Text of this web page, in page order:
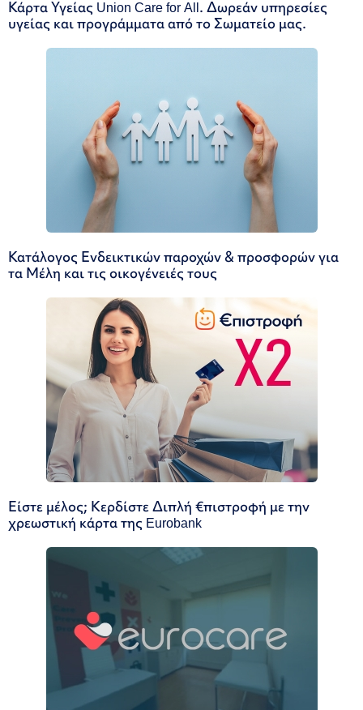
Κάρτα Υγείας Union Care for All. Δωρεάν υπηρεσίες
υγείας και προγράμματα από το Σωματείο μας.
Κατάλογος Ενδεικτικών παροχών & προσφορών για
τα Μέλη και τις οικογένειές τους
Είστε μέλος; Κερδίστε Διπλή €πιστροφή με την
χρεωστική κάρτα της Eurobank